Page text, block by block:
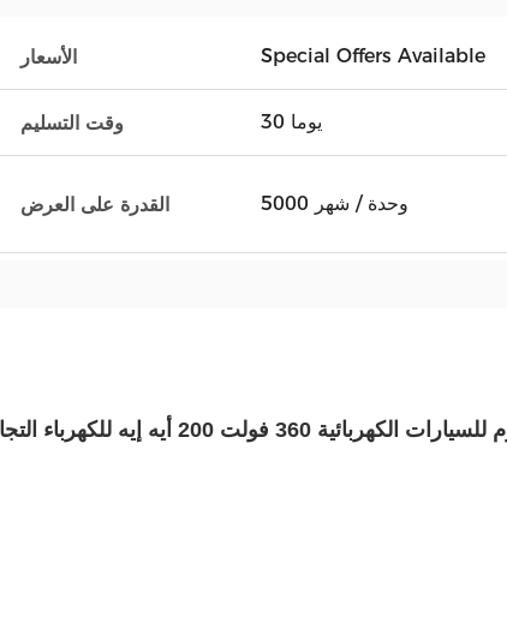
الأسعار Special Offers Available
وقت التسليم 30 يوما
القدرة على العرض 5000 وحدة / شهر
360 فولت 200 أيه إيه للكهرباء التجارية